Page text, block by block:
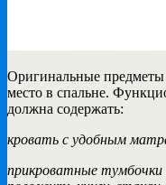
Оригинальные предметы
место в спальне.
должна содержать:
кровать с удобным
прикроватные